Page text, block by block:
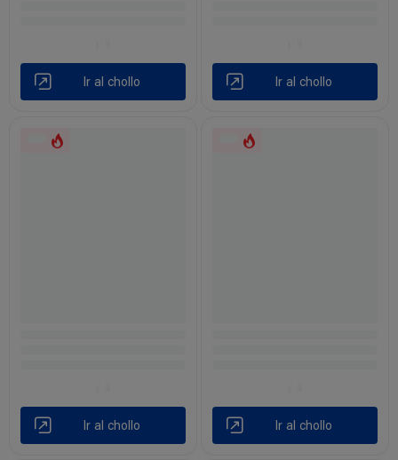
Ir al chollo Ir al chollo
Ir al chollo Ir al chollo